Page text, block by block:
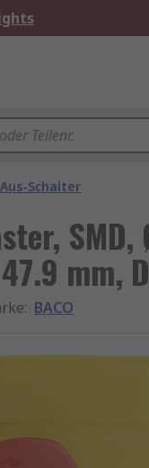
Schalter
SMD,
mm,
: BACO